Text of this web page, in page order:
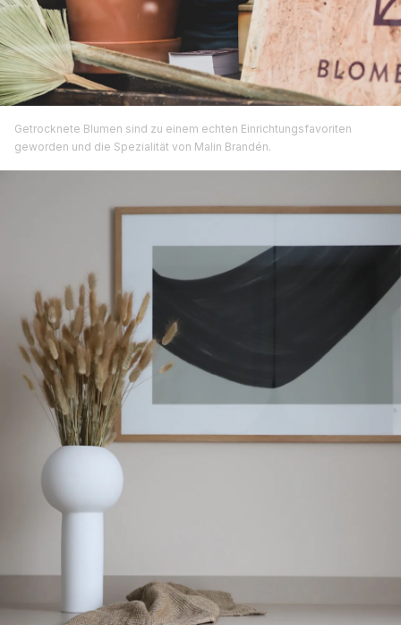
Getrocknete Blumen sind zu einem echten Einrichtungsfavoriten
geworden und die Spezialität von Malin Brandén.